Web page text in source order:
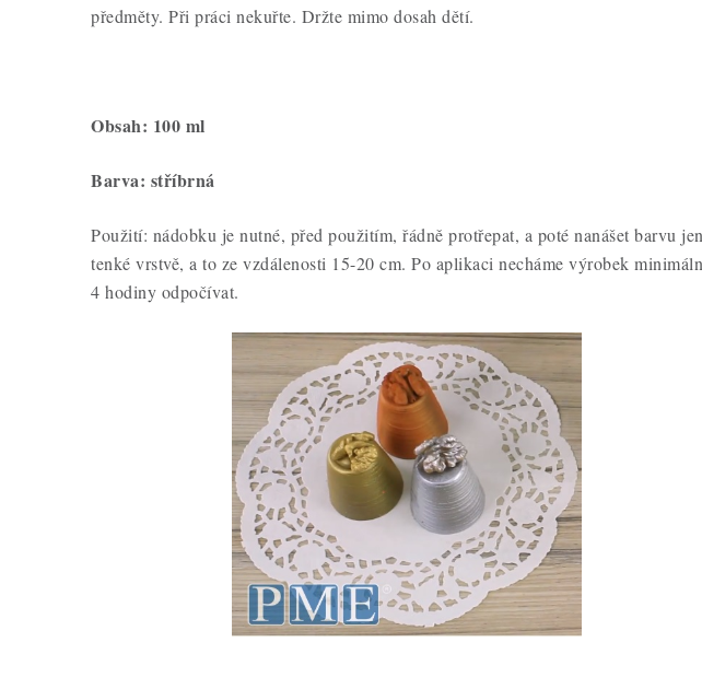
předměty. Při práci nekuřte. Držte mimo dosah dětí.
Obsah: 100 ml
Barva: stříbrná
Použití: nádobku je nutné, před použitím, řádně protřepat, a poté nanášet barvu
tenké vrstvě, a to ze vzdálenosti 15-20 cm. Po aplikaci necháme výrobek
4 hodiny odpočívat.